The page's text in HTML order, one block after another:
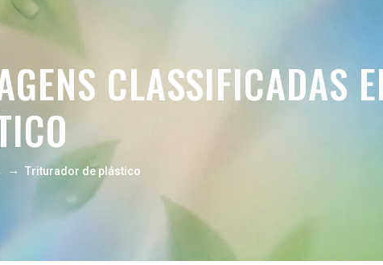
CLASSIFICADAS
→ Triturador de plástico